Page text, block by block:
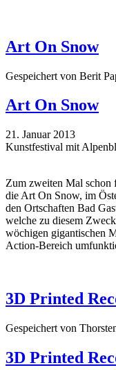
Art On Snow
Gespeichert von Berit
Art On Snow
21. Januar 2013
Kunstfestival mit
Zum zweiten Mal schon
die Art On Snow, im
den Ortschaften Bad
welche zu diesem
wöchigen gigantischen
Action-Bereich
3D Printed
Gespeichert von
3D Printed